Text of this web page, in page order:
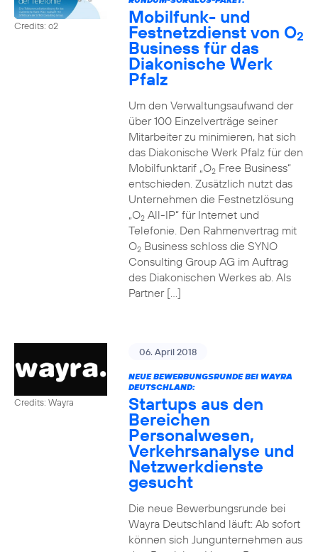
Credits: o2 Mobilfunk- und
Festnetzdienst von O2
Business für das
Diakonische Werk
Pfalz
Um den Verwaltungsaufwand der
über 100 Einzelverträge seiner
Mitarbeiter zu minimieren, hat sich
das Diakonische Werk Pfalz für den
Mobilfunktarif „O2Free Business“
entschieden. Zusätzlich nutzt das
Unternehmen die Festnetzlösung
„O2All-IP“ für Internet und
Telefonie. Den Rahmenvertrag mit
O2Business schloss die SYNO
Consulting Group AG im Auftrag
des Diakonischen Werkes ab. Als
Partner […]
Credits: Wayra
06. April 2018
NEUE BEWERBUNGSRUNDE BEI WAYRA
DEUTSCHLAND:
Startups aus den
Bereichen
Personalwesen,
Verkehrsanalyse und
Netzwerkdienste
gesucht
Die neue Bewerbungsrunde bei
Wayra Deutschland läuft: Ab sofort
können sich Jungunternehmen aus